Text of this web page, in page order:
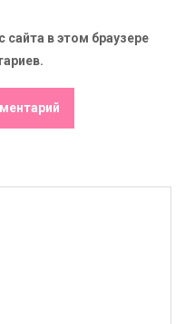
в этом браузере